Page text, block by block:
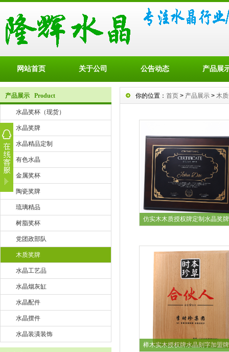
网站首页 关于公司 公告动态 产品展
产品展示 Product
水晶奖杯（现货）
水晶奖牌
水晶精品定制
有色水晶
金属奖杯
陶瓷奖牌
琉璃精品
树脂奖杯
党团政部队
木质奖牌
水晶工艺品
水晶烟灰缸
水晶配件
水晶摆件
水晶装潢装饰
你的位置： 首页 > 产品展示 > 木
仿实木木质授权牌定制水晶奖
榉木实木授权牌水晶刻字加盟